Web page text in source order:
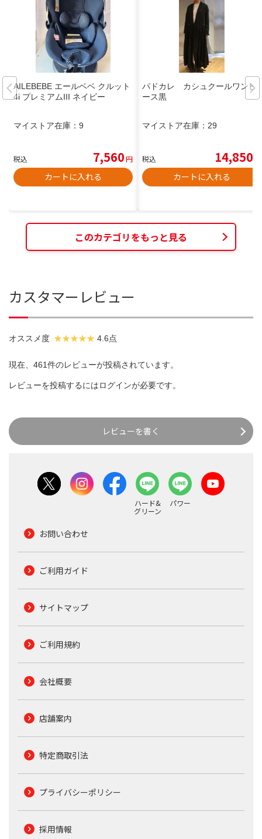
AILEBEBE エールベベ クルット
4i プレミアムIII ネイビー
マイストア在庫： 9
税込 7,560円
カートに入れる
パドカレ カシュクールワンピ
ース黒
マイストア在庫： 29
税込 14,850
カートに入れる
このカテゴリをもっと見る
カスタマーレビュー
オススメ度 4.6点
現在、461件のレビューが投稿されています。
レビューを投稿するにはログインが必要です。
レビューを書く
ハード&
グリーン
パワー
お問い合わせ
ご利用ガイド
サイトマップ
ご利用規約
会社概要
店舗案内
特定商取引法
プライバシーポリシー
採用情報